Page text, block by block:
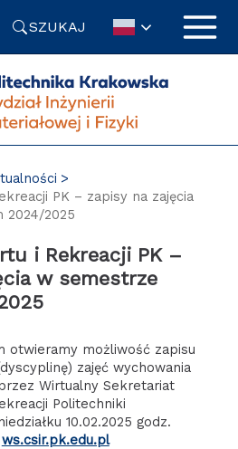
SZUKAJ
PK – zapisy na zajęcia
2024/2025
i Rekreacji PK –
w semestrze
otwieramy możliwość zapisu
zajęć wychowania
Wirtualny Sekretariat
Politechniki
10.02.2025 godz.
ws.csir.pk.edu.pl